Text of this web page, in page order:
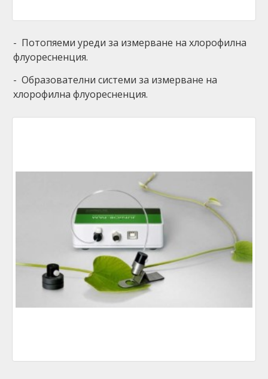
- Потопяеми уреди за измерване на хлорофилна
флуоресненция.
- Образователни системи за измерване на
хлорофилна флуоресненция.